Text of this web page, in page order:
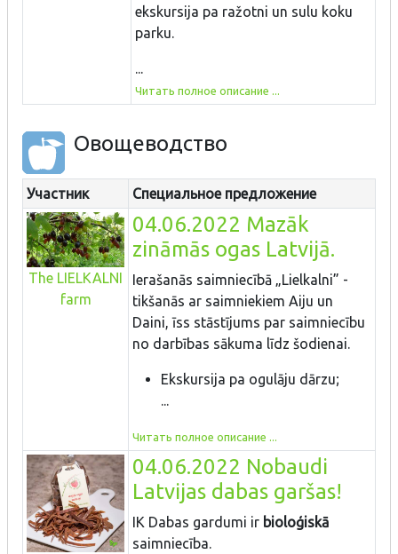
ekskursija pa ražotni un sulu koku
parku.
...
Читать полное описание ...
Овощеводство
Участник Специальное предложение
The LIELKALNI
farm
04.06.2022 Mazāk
zināmās ogas Latvijā.
Ierašanās saimniecībā „Lielkalni” -
tikšanās ar saimniekiem Aiju un
Daini, īss stāstījums par saimniecību
no darbības sākuma līdz šodienai.
Ekskursija pa ogulāju dārzu;
...
Читать полное описание ...
04.06.2022 Nobaudi
Latvijas dabas garšas!
IK Dabas gardumi ir bioloģiskā
saimniecība.